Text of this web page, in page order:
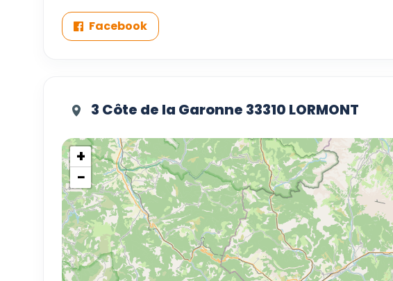
Facebook
3 Côte de la Garonne 33310 LORMONT
+
−